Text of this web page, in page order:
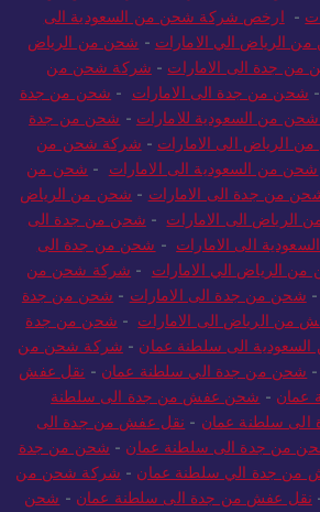
- ارخص شركة شحن من السعودية الى
الرياض الي الامارات - شحن من الرياض
من جدة الى الامارات - شركة شحن من
- شحن من جدة الى الامارات - شحن من جدة
من السعودية للامارات - شحن من جدة
الرياض الى الامارات - شركة شحن من
شحن من السعودية الى الامارات - شحن من
من جدة الى الامارات - شحن من الرياض
الرياض الى الامارات - شحن من جدة الى
الى الامارات - شحن من جدة الى
الرياض الي الامارات - شركة شحن من
- شحن من جدة الى الامارات - شحن من جدة
من الرياض الى الامارات - شحن من جدة
الى سلطنة عمان - شركة شحن من
- شحن من جدة الي سلطنة عمان - نقل عفش
عمان - شحن عفش من جدة الى سلطنة
سلطنة عمان - نقل عفش من جدة الى
من جدة الى سلطنة عمان - شحن من جدة
من جدة الي سلطنة عمان - شركة شحن من
نقل عفش من جدة الى سلطنة عمان - شحن